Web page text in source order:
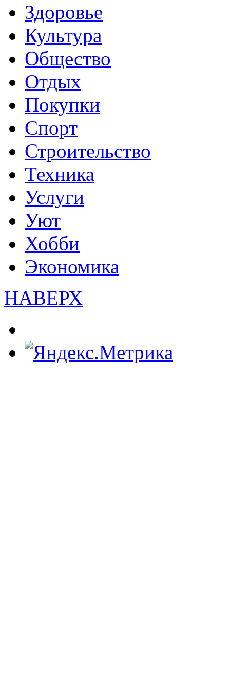
Здоровье
Культура
Общество
Отдых
Покупки
Спорт
Строительство
Техника
Услуги
Уют
Хобби
Экономика
НАВЕРХ